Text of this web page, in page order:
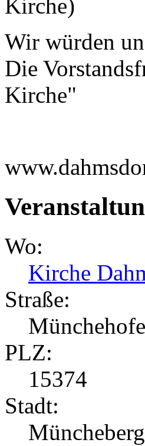
Kirche)
Wir würden
Die
Kirche"
Wo:
Kirche
Straße:
PLZ:
15374
Stadt: